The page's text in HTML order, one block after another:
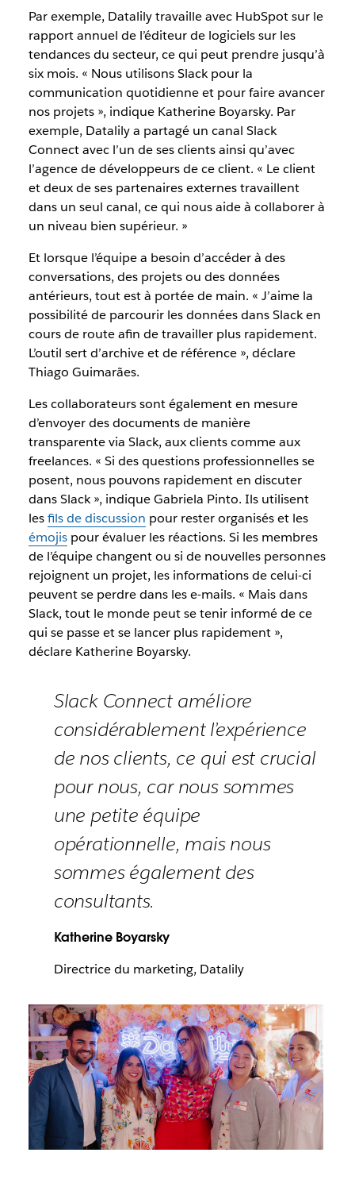
Par exemple, Datalily travaille avec HubSpot sur le
rapport annuel de l’éditeur de logiciels sur les
tendances du secteur, ce qui peut prendre jusqu’à
six mois. « Nous utilisons Slack pour la
communication quotidienne et pour faire avancer
nos projets », indique Katherine Boyarsky. Par
exemple, Datalily a partagé un canal Slack
Connect avec l’un de ses clients ainsi qu’avec
l’agence de développeurs de ce client. « Le client
et deux de ses partenaires externes travaillent
dans un seul canal, ce qui nous aide à collaborer à
un niveau bien supérieur. »
Et lorsque l’équipe a besoin d’accéder à des
conversations, des projets ou des données
antérieurs, tout est à portée de main. « J’aime la
possibilité de parcourir les données dans Slack en
cours de route afin de travailler plus rapidement.
L’outil sert d’archive et de référence », déclare
Thiago Guimarães.
Les collaborateurs sont également en mesure
d’envoyer des documents de manière
transparente via Slack, aux clients comme aux
freelances. « Si des questions professionnelles se
posent, nous pouvons rapidement en discuter
dans Slack », indique Gabriela Pinto. Ils utilisent
lesfils de discussion pour rester organisés et les
émojispour évaluer les réactions. Si les membres
de l’équipe changent ou si de nouvelles personnes
rejoignent un projet, les informations de celui-ci
peuvent se perdre dans les e-mails. « Mais dans
Slack, tout le monde peut se tenir informé de ce
qui se passe et se lancer plus rapidement »,
déclare Katherine Boyarsky.
Slack Connect améliore
considérablement l’expérience
de nos clients, ce qui est crucial
pour nous, car nous sommes
une petite équipe
opérationnelle, mais nous
sommes également des
consultants.
Katherine Boyarsky
Directrice du marketing, Datalily